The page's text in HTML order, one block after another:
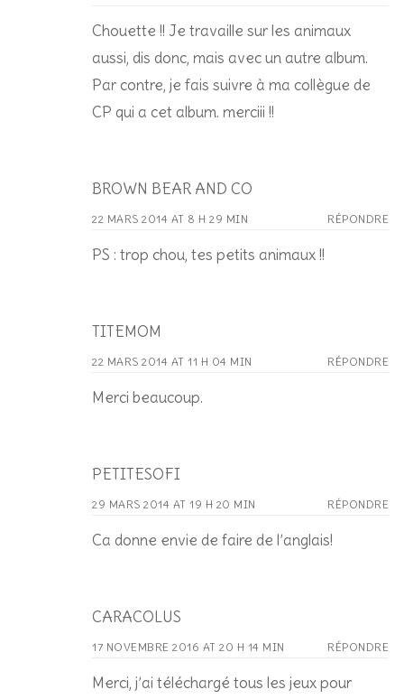
Chouette !! Je travaille sur les animaux
aussi, dis donc, mais avec un autre album.
Par contre, je fais suivre à ma collègue de
CP qui a cet album. merciii !!
BROWN BEAR AND CO
22 MARS 2014 AT 8 H 29 MIN RÉPONDRE
PS : trop chou, tes petits animaux !!
TITEMOM
22 MARS 2014 AT 11 H 04 MIN RÉPONDRE
Merci beaucoup.
PETITESOFI
29 MARS 2014 AT 19 H 20 MIN RÉPONDRE
Ca donne envie de faire de l’anglais!
CARACOLUS
17 NOVEMBRE 2016 AT 20 H 14 MIN RÉPONDRE
Merci, j’ai téléchargé tous les jeux pour